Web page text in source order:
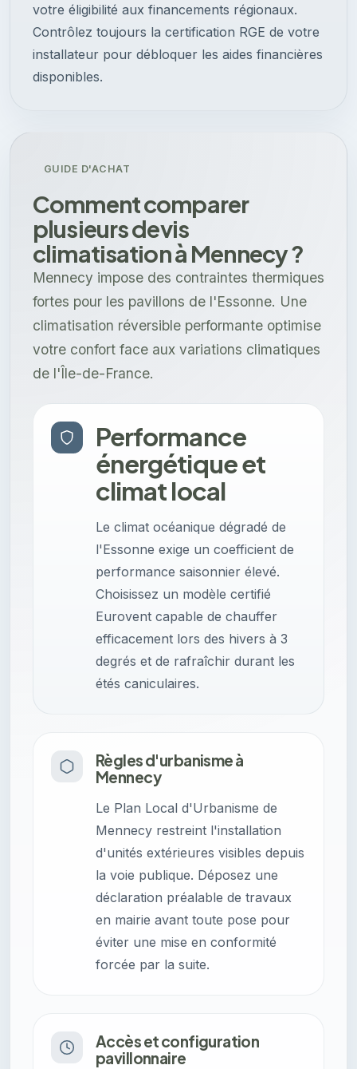
votre éligibilité aux financements régionaux.
Contrôlez toujours la certification RGE de votre
installateur pour débloquer les aides financières
disponibles.
GUIDE D'ACHAT
Comment comparer
plusieurs devis
climatisation à Mennecy ?
Mennecy impose des contraintes thermiques
fortes pour les pavillons de l'Essonne. Une
climatisation réversible performante optimise
votre confort face aux variations climatiques
de l'Île-de-France.
Performance
énergétique et
climat local
Le climat océanique dégradé de
l'Essonne exige un coefficient de
performance saisonnier élevé.
Choisissez un modèle certifié
Eurovent capable de chauffer
efficacement lors des hivers à 3
degrés et de rafraîchir durant les
étés caniculaires.
Règles d'urbanisme à
Mennecy
Le Plan Local d'Urbanisme de
Mennecy restreint l'installation
d'unités extérieures visibles depuis
la voie publique. Déposez une
déclaration préalable de travaux
en mairie avant toute pose pour
éviter une mise en conformité
forcée par la suite.
Accès et configuration
pavillonnaire